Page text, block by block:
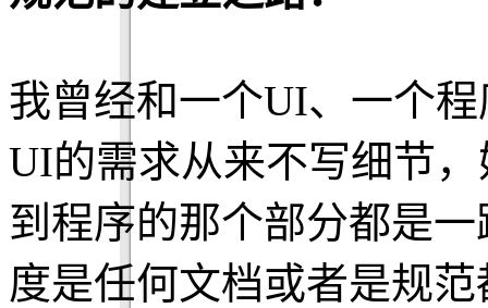
我曾经和一个UI、一个
UI的需求从来不写细节
到程序的那个部分都是
度是任何文档或者是规